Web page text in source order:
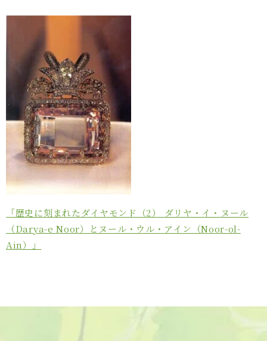
「歴史に刻まれたダイヤモンド（2） ダリヤ・イ・ヌール
（Darya-e Noor）とヌール・ウル・アイン（Noor-ol-
Ain）」